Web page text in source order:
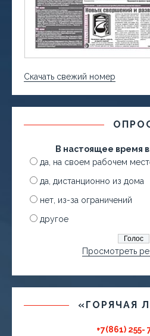
Скачать свежий номер
В настоящее время
да, на своем рабочем
да, дистанционно из дома
нет, из-за ограничений
другое
Просмотреть
«ГОРЯЧАЯ
+7(861) 255-